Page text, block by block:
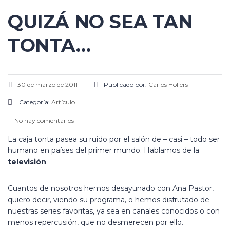
QUIZÁ NO SEA TAN
TONTA…
30 de marzo de 2011 Publicado por: Carlos Hollers
Categoría: Artículo
No hay comentarios
La caja tonta pasea su ruido por el salón de – casi – todo ser
humano en países del primer mundo. Hablamos de la
televisión.
Cuantos de nosotros hemos desayunado con Ana Pastor,
quiero decir, viendo su programa, o hemos disfrutado de
nuestras series favoritas, ya sea en canales conocidos o con
menos repercusión, que no desmerecen por ello.